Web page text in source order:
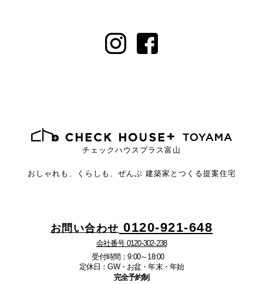
チェックハウスプラス富山
おしゃれも、くらしも、ぜんぶ 建築家とつくる提案住宅
お問い合わせ 0120-921-648
会社番号 0120-302-238
受付時間：9:00～18:00
定休日：GW・お盆・年末・年始
完全予約制